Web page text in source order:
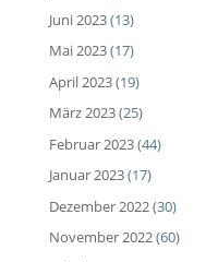
Juni 2023(13)
Mai 2023(17)
April 2023(19)
März 2023(25)
Februar 2023(44)
Januar 2023(17)
Dezember 2022(30)
November 2022(60)